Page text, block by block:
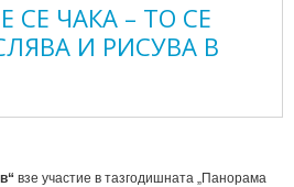
СЕ ЧАКА – ТО СЕ
И РИСУВА В
взе участие в тазгодишната „Панорама